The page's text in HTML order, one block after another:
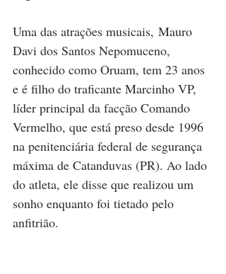
Uma das atrações musicais, Mauro
Davi dos Santos Nepomuceno,
conhecido como Oruam, tem 23 anos
e é filho do traficante Marcinho VP,
líder principal da facção Comando
Vermelho, que está preso desde 1996
na penitenciária federal de segurança
máxima de Catanduvas (PR). Ao lado
do atleta, ele disse que realizou um
sonho enquanto foi tietado pelo
anfitrião.